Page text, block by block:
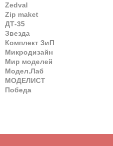
Zedval
Zip maket
ДТ-35
Звезда
Комплект ЗиП
Микродизайн
Мир моделей
Модел.Лаб
МОДЕЛИСТ
Победа